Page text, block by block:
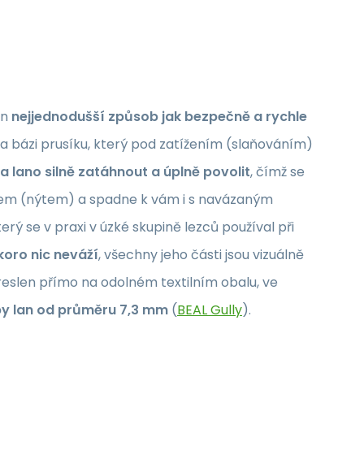
nejjednodušší způsob jak bezpečně a rychle
bázi prusíku, který pod zatížením (slaňováním)
lano silně zatáhnout a úplně povolit, čímž se
(nýtem) a spadne k vám i s navázaným
se v praxi v úzké skupině lezců používal při
nic neváží, všechny jeho části jsou vizuálně
přímo na odolném textilním obalu, ve
lan od průměru 7,3 mm (BEAL Gully).